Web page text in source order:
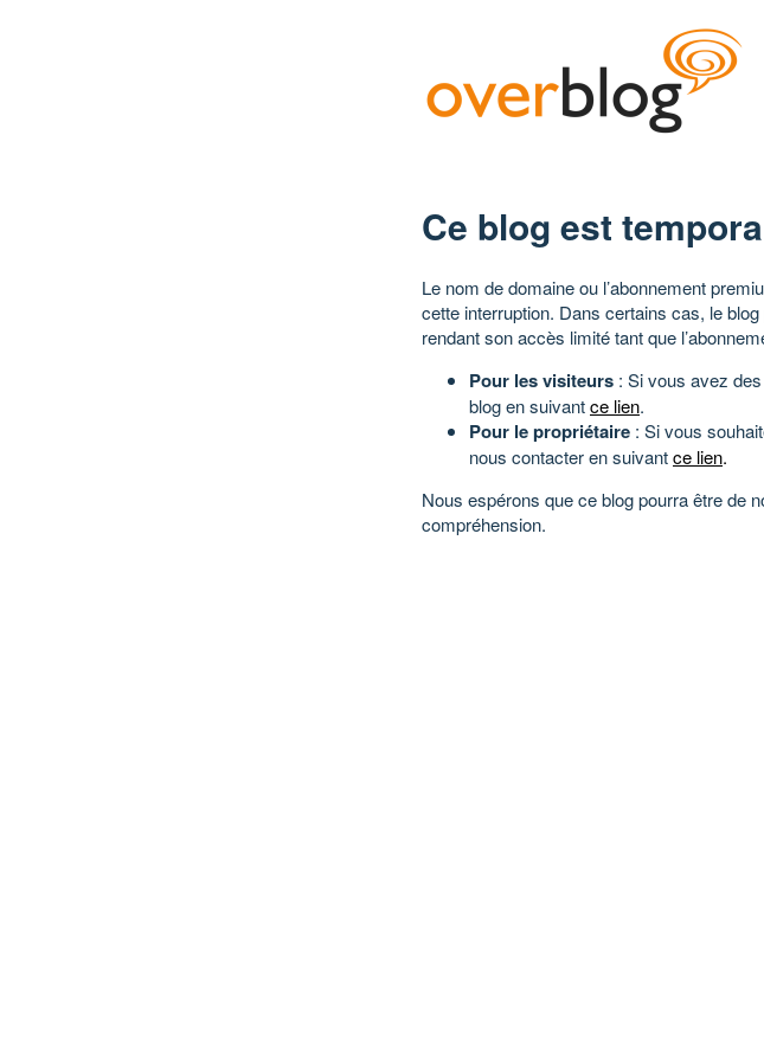
Ce blog est
Le nom de domaine ou l’abonnement
cette interruption. Dans certains cas, le
rendant son accès limité tant que
Pour les visiteurs : Si vous avez
blog en suivantce lien.
Pour le propriétaire : Si vous
nous contacter en suivantce lien.
Nous espérons que ce blog pourra être de
compréhension.